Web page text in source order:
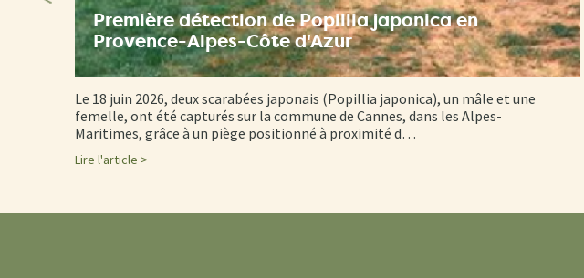
Première détection de Popillia japonica en
Provence-Alpes-Côte d'Azur
Le 18 juin 2026, deux scarabées japonais (Popillia japonica), un mâle et une
femelle, ont été capturés sur la commune de Cannes, dans les Alpes-
Maritimes, grâce à un piège positionné à proximité d…
Lire l'article >